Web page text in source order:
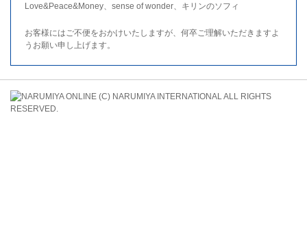
Love&Peace&Money、sense of wonder、キリンのソフィ
お客様にはご不便をおかけいたしますが、何卒ご理解いただきますよ
うお願い申し上げます。